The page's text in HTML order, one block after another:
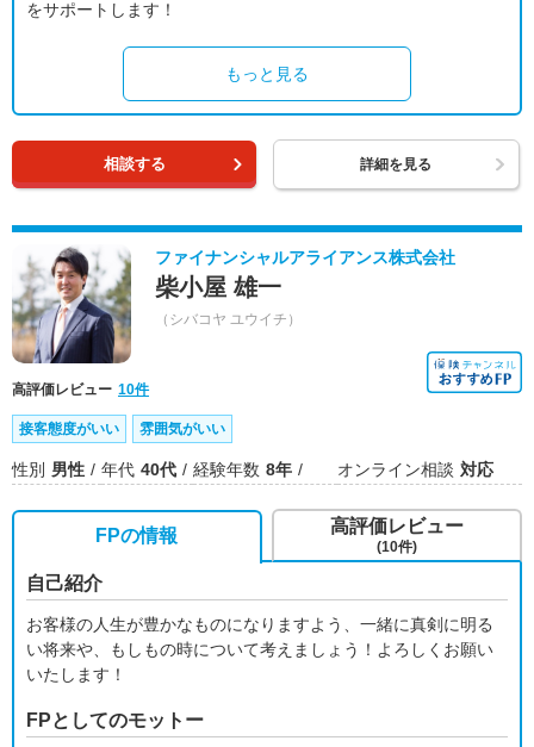
をサポートします！
もっと見る
相談する 詳細を見る
ファイナンシャルアライアンス株式会社
柴小屋 雄一
（シバコヤ ユウイチ）
高評価レビュー 10件
接客態度がいい 雰囲気がいい
性別 男性 年代 40代 経験年数 8年 オンライン相談 対応
FPの情報
自己紹介
お客様の人生が豊かなものになりますよう、一緒に真剣に明る
い将来や、もしもの時について考えましょう！よろしくお願い
いたします！
FPとしてのモットー
高評価レビュー
(10件)